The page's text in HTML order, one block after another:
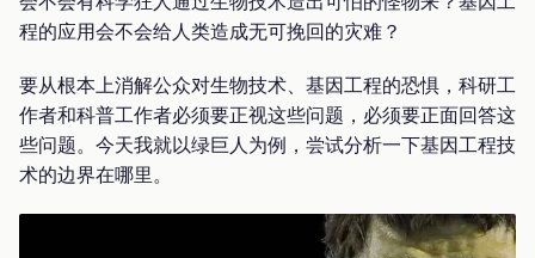
程的应用会不会给人类造成无可挽回的灾难？
要从根本上消解公众对生物技术、基因工程的恐惧，科研工
作者和科普工作者必须要正视这些问题，必须要正面回答这
些问题。今天我就以绿巨人为例，尝试分析一下基因工程技
术的边界在哪里。